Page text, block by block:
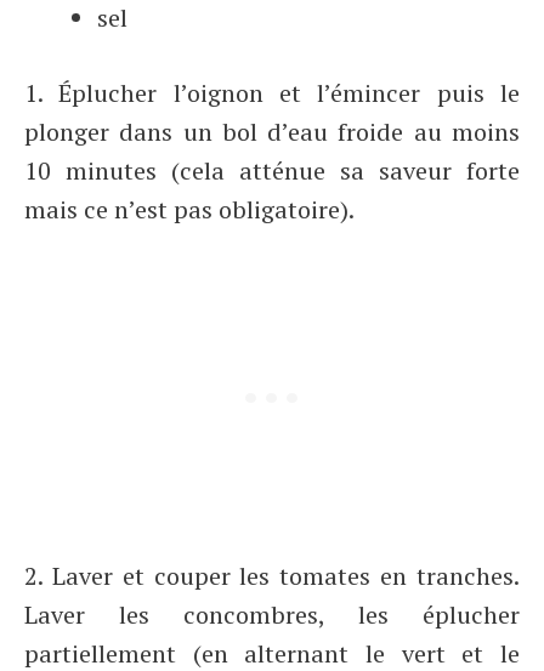
sel
1. Éplucher l’oignon et l’émincer puis le
plonger dans un bol d’eau froide au moins
10 minutes (cela atténue sa saveur forte
mais ce n’est pas obligatoire).
2. Laver et couper les tomates en tranches.
Laver les concombres, les éplucher
partiellement (en alternant le vert et le